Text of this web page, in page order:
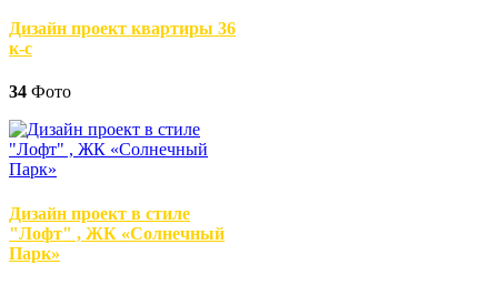
Дизайн проект квартиры 36
к-с
34 Фото
Дизайн проект в стиле
"Лофт" , ЖК «Солнечный
Парк»